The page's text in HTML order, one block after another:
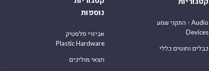
התקני שמע - Audio
Devices
כבלים וחוטים כללי
נוספות
אביזרי פלסטיק
Plastic Hardware
חצאי מוליכים